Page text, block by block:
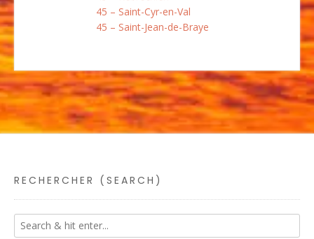
45 – Saint-Cyr-en-Val
45 – Saint-Jean-de-Braye
RECHERCHER (SEARCH)